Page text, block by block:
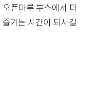
픈마루 부스에서 더
기는 시간이 되시길